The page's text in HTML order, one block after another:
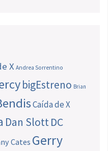
X Andrea Sorrentino
bigEstreno Brian
Caída de X
Dan SlottDC
Cates Gerry